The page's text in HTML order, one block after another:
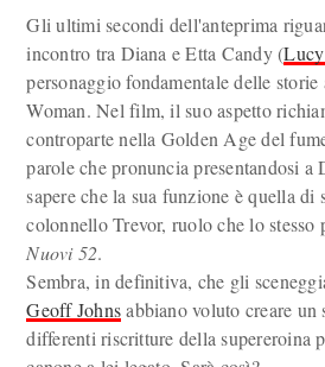
Gli ultimi secondi dell'anteprima
incontro tra Diana e Etta Candy (
personaggio fondamentale delle
Woman. Nel film, il suo aspetto
controparte nella Golden Age del
parole che pronuncia presentandosi a
sapere che la sua funzione è quella di
colonnello Trevor, ruolo che lo stesso
Nuovi 52.
Sembra, in definitiva, che gli
Geoff Johnsabbiano voluto creare un
differenti riscritture della supereroina